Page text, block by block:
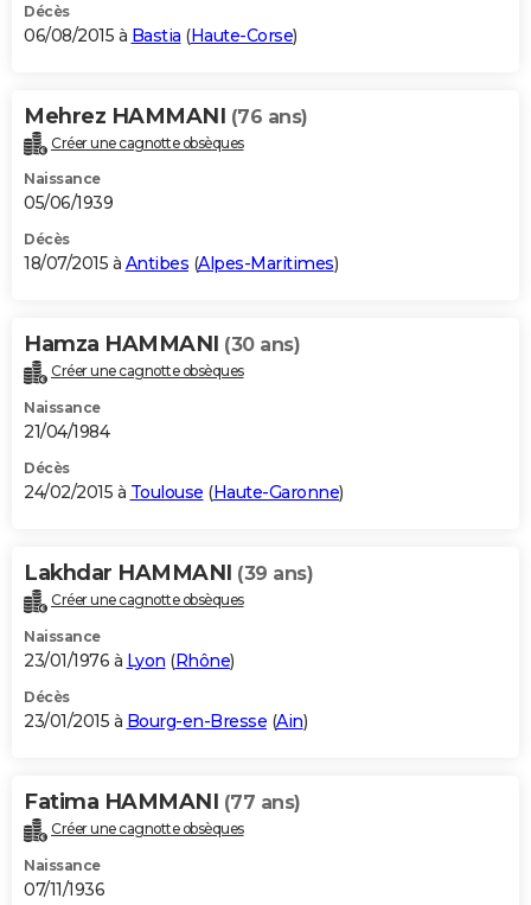
Décès
06/08/2015 à Bastia (Haute-Corse)
Mehrez HAMMANI (76 ans)
Créer une cagnotte obsèques
Naissance
05/06/1939
Décès
18/07/2015 à Antibes (Alpes-Maritimes)
Hamza HAMMANI (30 ans)
Créer une cagnotte obsèques
Naissance
21/04/1984
Décès
24/02/2015 à Toulouse (Haute-Garonne)
Lakhdar HAMMANI (39 ans)
Créer une cagnotte obsèques
Naissance
23/01/1976 à Lyon (Rhône)
Décès
23/01/2015 à Bourg-en-Bresse (Ain)
Fatima HAMMANI (77 ans)
Créer une cagnotte obsèques
Naissance
07/11/1936